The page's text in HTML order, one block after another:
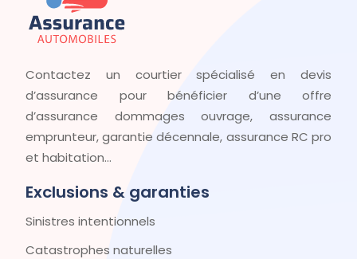
Contactez un courtier spécialisé en devis
d’assurance pour bénéficier d’une offre
d’assurance dommages ouvrage, assurance
emprunteur, garantie décennale, assurance RC pro
et habitation…
Exclusions & garanties
Sinistres intentionnels
Catastrophes naturelles